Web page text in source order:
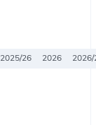
2025/26 2026 2026/